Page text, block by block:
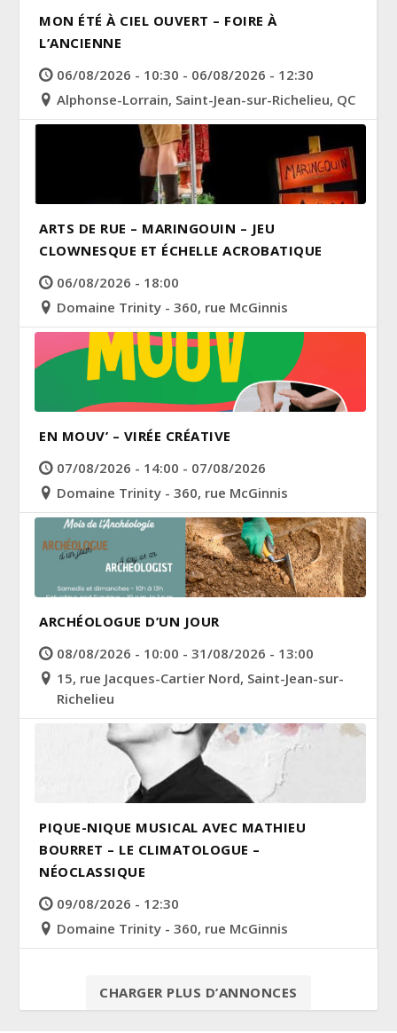
MON ÉTÉ À CIEL OUVERT – FOIRE À
L’ANCIENNE
06/08/2026 - 10:30 - 06/08/2026 - 12:30
Alphonse-Lorrain, Saint-Jean-sur-Richelieu, QC
ARTS DE RUE – MARINGOUIN – JEU
CLOWNESQUE ET ÉCHELLE ACROBATIQUE
06/08/2026 - 18:00
Domaine Trinity - 360, rue McGinnis
EN MOUV’ – VIRÉE CRÉATIVE
07/08/2026 - 14:00 - 07/08/2026
Domaine Trinity - 360, rue McGinnis
ARCHÉOLOGUE D’UN JOUR
08/08/2026 - 10:00 - 31/08/2026 - 13:00
15, rue Jacques-Cartier Nord, Saint-Jean-sur-
Richelieu
PIQUE-NIQUE MUSICAL AVEC MATHIEU
BOURRET – LE CLIMATOLOGUE –
NÉOCLASSIQUE
09/08/2026 - 12:30
Domaine Trinity - 360, rue McGinnis
CHARGER PLUS D’ANNONCES